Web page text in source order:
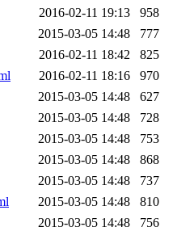
2016-02-11 19:13
958
2015-03-05 14:48
777
2016-02-11 18:42
825
2016-02-11 18:16
970
2015-03-05 14:48
627
2015-03-05 14:48
728
2015-03-05 14:48
753
2015-03-05 14:48
868
2015-03-05 14:48
737
2015-03-05 14:48
810
2015-03-05 14:48
756